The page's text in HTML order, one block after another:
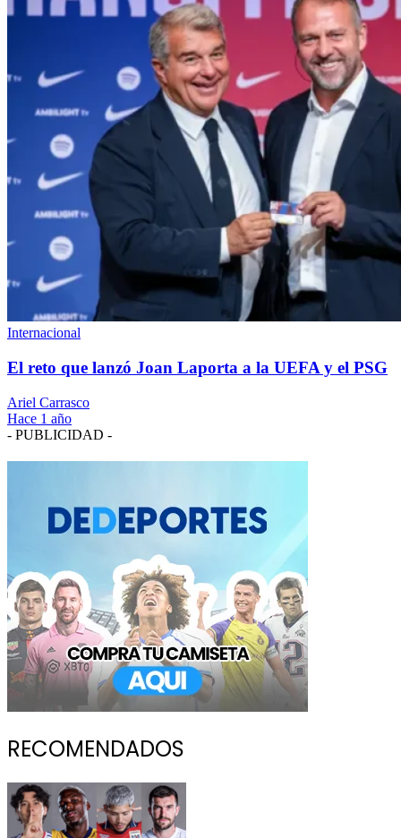
Internacional
El reto que lanzó Joan Laporta a la UEFA y el PSG
Ariel Carrasco
Hace 1 año
- PUBLICIDAD -
RECOMENDADOS